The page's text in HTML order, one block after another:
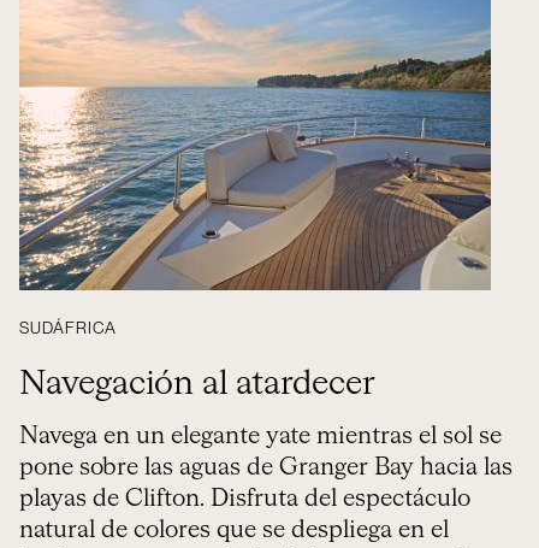
SUDÁFRICA
Navegación al atardecer
Navega en un elegante yate mientras el sol se
pone sobre las aguas de Granger Bay hacia las
playas de Clifton. Disfruta del espectáculo
natural de colores que se despliega en el